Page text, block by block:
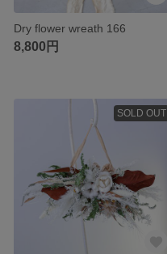
Dry flower wreath 166
8,800円
SOLD OUT